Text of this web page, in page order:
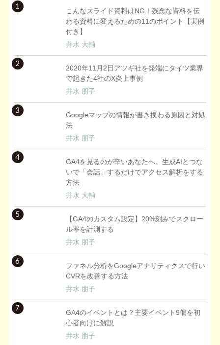
1
こんなスライド資料はNG！残念な資料を伝
わる資料に変えるための11のポイント【実例
付き】
井水 大輔
2
2020年11月2日アツギ社を発端にタイツ業界
で起きた4社のX炎上事例
井水 朋子
3
Googleマップの情報が書き換わる原因と対処
法
井水 朋子
4
GA4を見るのが辛いあなたへ。生成AIとつな
いで「会話」するだけでアクセス解析をする
方法
井水 大輔
5
【GA4のカスタム設定】20%刻みでスクロー
ル率を計測する
井水 朋子
6
ファネル分析をGoogleアナリティクスで行い
CVRを改善する方法
井水 朋子
7
GA4のイベントとは？主要イベント9個を初
心者向けに解説
井水 朋子